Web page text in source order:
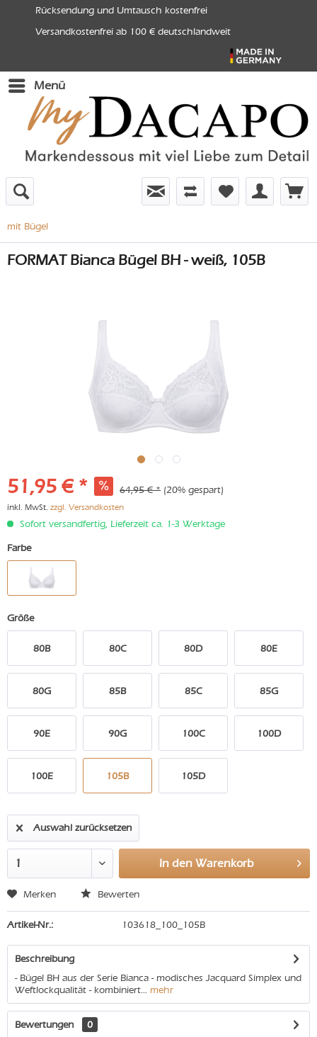
Rücksendung und Umtausch kostenfrei
Versandkostenfrei ab 100 € deutschlandweit
Menü
mit Bügel
FORMAT Bianca Bügel BH - weiß, 105B
51,95 € * 64,95 € * (20% gespart)
inkl. MwSt. zzgl. Versandkosten
Sofort versandfertig, Lieferzeit ca. 1-3 Werktage
Farbe
Größe
80B 80C 80D 80E
80G 85B 85C 85G
90E 90G 100C 100D
100E 105B 105D
Auswahl zurücksetzen
In den Warenkorb
Merken Bewerten
Artikel-Nr.: 103618_100_105B
Beschreibung
- Bügel BH aus der Serie Bianca - modisches Jacquard Simplex und
Weftlockqualität - kombiniert... mehr
Bewertungen
0